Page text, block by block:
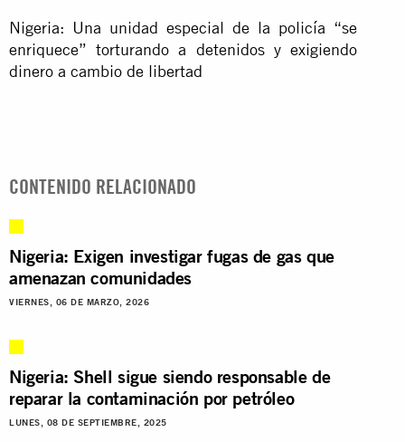
Nigeria: Una unidad especial de la policía “se
enriquece” torturando a detenidos y exigiendo
dinero a cambio de libertad
CONTENIDO RELACIONADO
Nigeria: Exigen investigar fugas de gas que
amenazan comunidades
VIERNES, 06 DE MARZO, 2026
Nigeria: Shell sigue siendo responsable de
reparar la contaminación por petróleo
LUNES, 08 DE SEPTIEMBRE, 2025